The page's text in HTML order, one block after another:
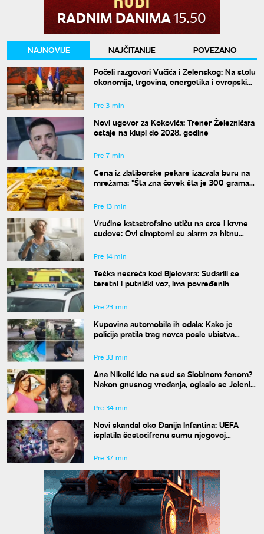
NAJNOVIJE NAJČITANIJE
POVEZANO
Počeli razgovori Vučića i Zelenskog: Na stolu
ekonomija, trgovina, energetika i evropski
Pre 3 min
Novi ugovor za Kokovića: Trener Železničara
ostaje na klupi do 2028. godine
Pre 7 min
Cena iz zlatiborske pekare izazvala buru na
mrežama: "Šta zna čovek šta je 300 grama
Pre 13 min
Vrućine katastrofalno utiču na srce i krvne
sudove: Ovi simptomi su alarm za hitnu
Pre 14 min
Teška nesreća kod Bjelovara: Sudarili se
teretni i putnički voz, ima povređenih
Pre 23 min
Kupovina automobila ih odala: Kako je
policija pratila trag novca posle ubistva
Pre 33 min
Ana Nikolić ide na sud sa Slobinom ženom?
Nakon gnusnog vređanja, oglasio se Jelenin
Pre 34 min
Novi skandal oko Đanija Infantina: UEFA
isplatila šestocifrenu sumu njegovoj
Pre 37 min